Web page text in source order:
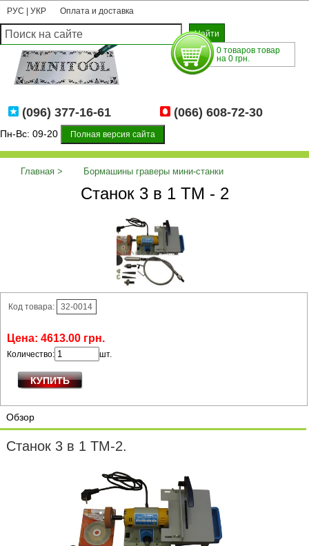
РУС УКР Оплата и доставка
0 товаров товар
на 0 грн.
(096) 377-16-61 (066) 608-72-30
Пн-Вс: 09-20 Полная версия сайта
Главная
Бормашины граверы мини-станки
Многофункциональные станки
Станок 3 в 1 TM - 2
Станок 3 в 1 TM - 2
Код товара: 32-0014
Цена: 4613.00 грн.
Количество: шт.
Обзор
Станок 3 в 1 TM-2.